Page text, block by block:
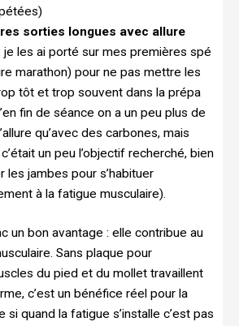
sorties longues avec allure
je les ai porté sur mes premières spé
marathon) pour ne pas mettre les
tôt et trop souvent dans la prépa
fin de séance on a un peu plus de
qu’avec des carbones, mais
un peu l’objectif recherché, bien
les jambes pour s’habituer
à la fatigue musculaire).
un bon avantage : elle contribue au
Sans plaque pour
du pied et du mollet travaillent
c’est un bénéfice réel pour la
quand la fatigue s’installe c’est pas